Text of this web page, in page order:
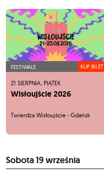
FESTIWALE KUP BILET
21 SIERPNIA, PIĄTEK
Wisłoujście 2026
Twierdza Wisłoujście - Gdańsk
Sobota19 września